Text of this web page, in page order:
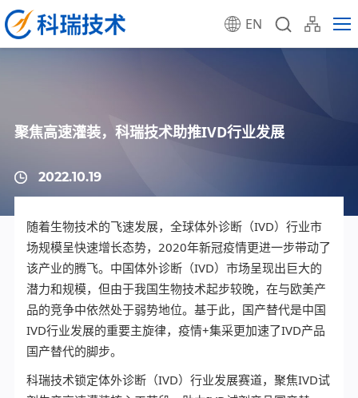
EN
聚焦高速灌装，科瑞技术助推IVD行业发展
2022.10.19
随着生物技术的飞速发展，全球体外诊断（IVD）行业市
场规模呈快速增长态势，2020年新冠疫情更进一步带动了
该产业的腾飞。中国体外诊断（IVD）市场呈现出巨大的
潜力和规模，但由于我国生物技术起步较晚，在与欧美产
品的竞争中依然处于弱势地位。基于此，国产替代是中国
IVD行业发展的重要主旋律，疫情+集采更加速了IVD产品
国产替代的脚步。
科瑞技术锁定体外诊断（IVD）行业发展赛道，聚焦IVD试